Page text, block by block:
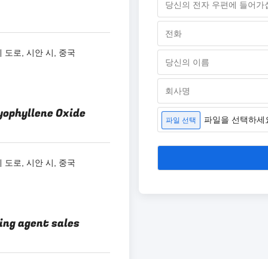
도로, 시안 시, 중국
Oxide
도로, 시안 시, 중국
agent sales
파일 선택 파일을 선택하세